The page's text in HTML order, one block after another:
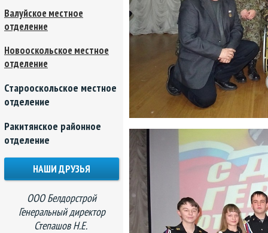
Валуйское местное
отделение
Новооскольское местное
отделение
Старооскольское местное
отделение
Ракитянское районное
отделение
НАШИ ДРУЗЬЯ
ООО Белдорстрой
Генеральный директор
Степашов Н.Е.